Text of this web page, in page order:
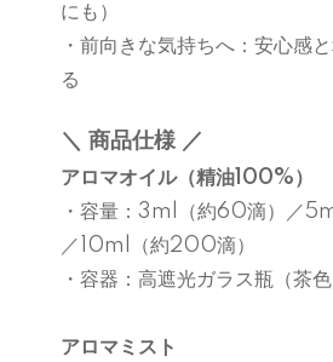
にも）
・前向きな気持ちへ：安心感
る
＼ 商品仕様 ／
アロマオイル（精油100%）
・容量：3ml（約60滴）／
／10ml（約200滴）
・容器：高遮光ガラス瓶（茶色
アロマミスト